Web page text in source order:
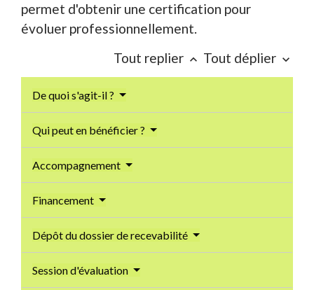
permet d'obtenir une certification pour
évoluer professionnellement.
Tout replier keyboard_arrow_up Tout déplier keyboard_arrow_down
De quoi s'agit-il ?
Qui peut en bénéficier ?
Accompagnement
Financement
Dépôt du dossier de recevabilité
Session d'évaluation